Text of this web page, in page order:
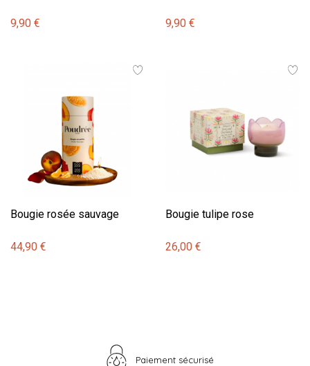
9,90 € 9,90 €
Bougie rosée sauvage
44,90 €
Bougie tulipe rose
26,00 €
Paiement sécurisé